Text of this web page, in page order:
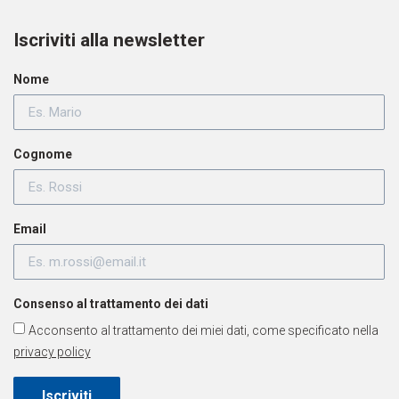
Iscriviti alla newsletter
Nome
Cognome
Email
Consenso al trattamento dei dati
Acconsento al trattamento dei miei dati, come specificato nella
privacy policy
Iscriviti